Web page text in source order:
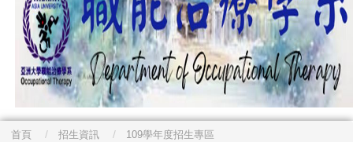
首頁 招生資訊
109學年度招生專區